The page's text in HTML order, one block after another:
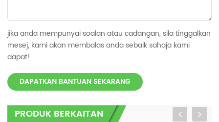
jika anda mempunyai soalan atau cadangan, sila tinggalkan
mesej, kami akan membalas anda sebaik sahaja kami
dapat!
DAPATKAN BANTUAN SEKARANG
PRODUK BERKAITAN